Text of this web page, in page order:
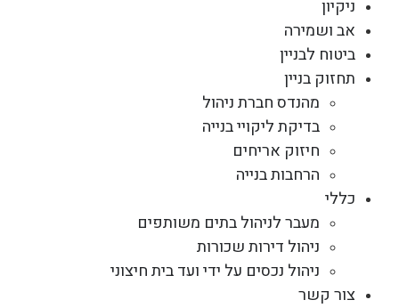
ניקיון
אב ושמירה
ביטוח לבניין
תחזוק בניין
מהנדס חברת ניהול
בדיקת ליקויי בנייה
חיזוק אריחים
הרחבות בנייה
כללי
מעבר לניהול בתים משותפים
ניהול דירות שכורות
ניהול נכסים על ידי ועד בית חיצוני
צור קשר